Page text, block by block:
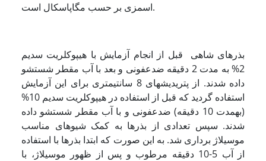
اسمزی بر حسب مگاپاسکال است.
بذرهای شاهی قبل از انجام آزمایش با هیپوکلریت سدیم
2% به مدت 2 دقیقه ضدعفونی و بعد با آب مقطر شستشو
داده شدند. از پتری­دیش­های 8 سانتیمتری برای این آزمایش
استفاده گردید که قبل از استفاده در هیپوکلریت سدیم 10%
(به­مدت 10 دقیقه) ضدعفونی و با آب مقطر شستشو داده
شدند. سپس تعدادی از بذرها به کمک شیوه­ای مناسب
موسیلاژ برداری شد. به این صورت که ابتدا بذرها با استفاده
از آب 5-10 دقیقه مرطوب و پس از ظهور موسیلاژ، با